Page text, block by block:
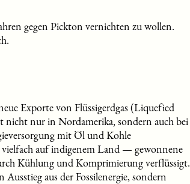
gegen Pickton vernichten zu wollen.
Exporte von Flüssigerdgas (Liquefied
nur in Nordamerika, sondern auch bei
mit Öl und Kohle
auf indigenem Land — gewonnene
Kühlung und Komprimierung verflüssigt.
aus der Fossilenergie, sondern